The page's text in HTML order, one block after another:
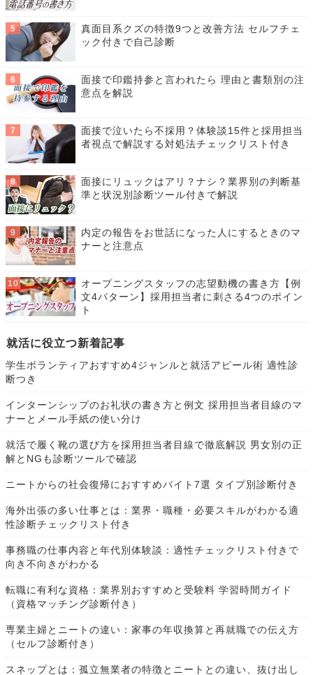
真面目系クズの特徴9つと改善方法 セルフチェ
ック付きで自己診断
面接で印鑑持参と言われたら 理由と書類別の注
意点を解説
面接で泣いたら不採用？体験談15件と採用担当
者視点で解説する対処法チェックリスト付き
面接にリュックはアリ？ナシ？業界別の判断基
準と状況別診断ツール付きで解説
内定の報告をお世話になった人にするときのマ
ナーと注意点
オープニングスタッフの志望動機の書き方【例
文4パターン】採用担当者に刺さる4つのポイン
ト
就活に役立つ新着記事
学生ボランティアおすすめ4ジャンルと就活アピール術 適性診
断つき
インターンシップのお礼状の書き方と例文 採用担当者目線のマ
ナーとメール手紙の使い分け
就活で履く靴の選び方を採用担当者目線で徹底解説 男女別の正
解とNGも診断ツールで確認
ニートからの社会復帰におすすめバイト7選 タイプ別診断付き
海外出張の多い仕事とは：業界・職種・必要スキルがわかる適
性診断チェックリスト付き
事務職の仕事内容と年代別体験談：適性チェックリスト付きで
向き不向きがわかる
転職に有利な資格：業界別おすすめと受験料 学習時間ガイド
（資格マッチング診断付き）
専業主婦とニートの違い：家事の年収換算と再就職での伝え方
（セルフ診断付き）
スネップとは：孤立無業者の特徴とニートとの違い、抜け出し